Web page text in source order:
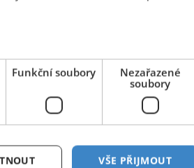
hry.
měsíčně, ale
nepřitažlivý
Funkční soubory
Nezařazené
soubory
VŠE PŘIJMOUT